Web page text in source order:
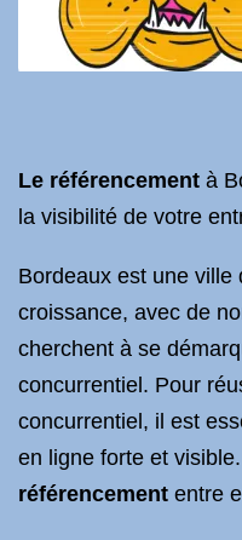
Le référencement à
la visibilité de votre
Bordeaux est une ville
croissance, avec de
cherchent à se
concurrentiel. Pour
concurrentiel, il est
en ligne forte et
référencement entre